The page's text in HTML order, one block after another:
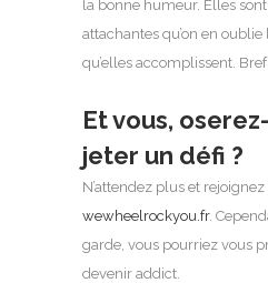
la bonne humeur. Elles
attachantes qu’on en
qu’elles accomplissent.
Et vous,
jeter un défi ?
N’attendez plus et
wewheelrockyou.fr.
garde, vous pourriez vous
devenir addict.